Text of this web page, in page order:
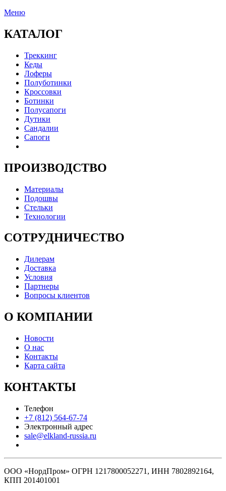
Меню
КАТАЛОГ
Треккинг
Кеды
Лоферы
Полуботинки
Кроссовки
Ботинки
Полусапоги
Дутики
Сандалии
Сапоги
ПРОИЗВОДСТВО
Материалы
Подошвы
Стельки
Технологии
СОТРУДНИЧЕСТВО
Дилерам
Доставка
Условия
Партнеры
Вопросы клиентов
О КОМПАНИИ
Новости
О нас
Контакты
Карта сайта
КОНТАКТЫ
Телефон
+7 (812) 564-67-74
Электронный адрес
sale@elkland-russia.ru
ООО «НордПром» ОГРН 1217800052271, ИНН 7802892164,
КПП 201401001